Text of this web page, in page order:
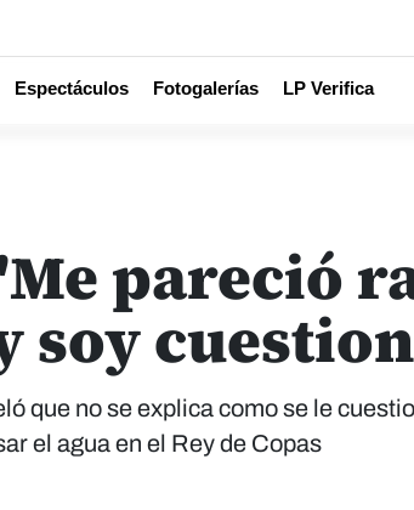
Espectáculos Fotogalerías LP Verifica
pareció
soy
que no se explica como se le
el agua en el Rey de Copas